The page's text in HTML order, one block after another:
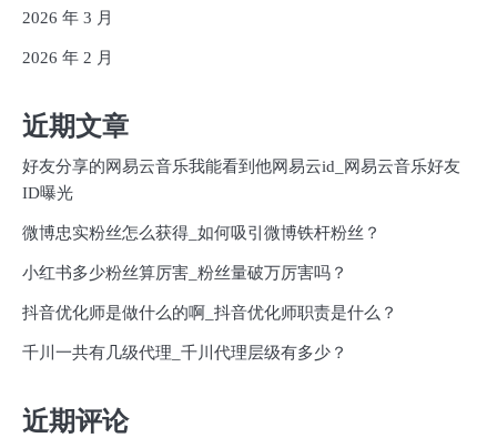
2026 年 3 月
2026 年 2 月
近期文章
好友分享的网易云音乐我能看到他网易云id_网易云音乐好友
ID曝光
微博忠实粉丝怎么获得_如何吸引微博铁杆粉丝？
小红书多少粉丝算厉害_粉丝量破万厉害吗？
抖音优化师是做什么的啊_抖音优化师职责是什么？
千川一共有几级代理_千川代理层级有多少？
近期评论